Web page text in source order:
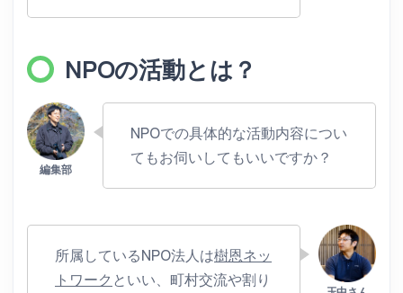
NPOの活動とは？
NPOでの具体的な活動内容につい
てもお伺いしてもいいですか？
所属しているNPO法人は樹恩ネッ
トワーク といい、町村交流や割り